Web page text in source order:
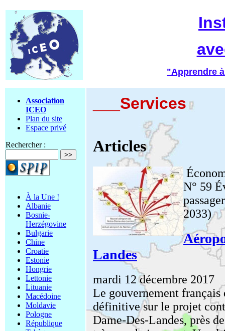
"Apprendre
Association
ICEO
Plan du site
Espace privé
Rechercher :
À la Une !
Albanie
Bosnie-
Herzégovine
Bulgarie
Chine
Croatie
Estonie
Hongrie
Lettonie
Lituanie
Macédoine
Moldavie
Pologne
République
___Services
Articles
N° 59
2033)
Landes
mardi 12 décembre 2017
Le gouvernement
définitive sur le projet
Dame-Des-Landes, près